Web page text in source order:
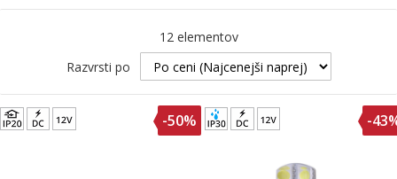
12 elementov
Razvrsti po
-50% -